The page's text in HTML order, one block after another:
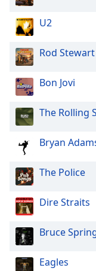
Font
Size
Text
Edge
Style
Family
Reset
Done
Close
Modal
End
U2
Rod Stewart
Bon Jovi
The Rolling
Bryan
The Police
Dire Straits
Bruce
Eagles